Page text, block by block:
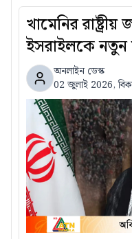
খামেনির
ইসরাইলকে নতুন
অনলাইন ডেস্ক
02 জুলাই 2026,